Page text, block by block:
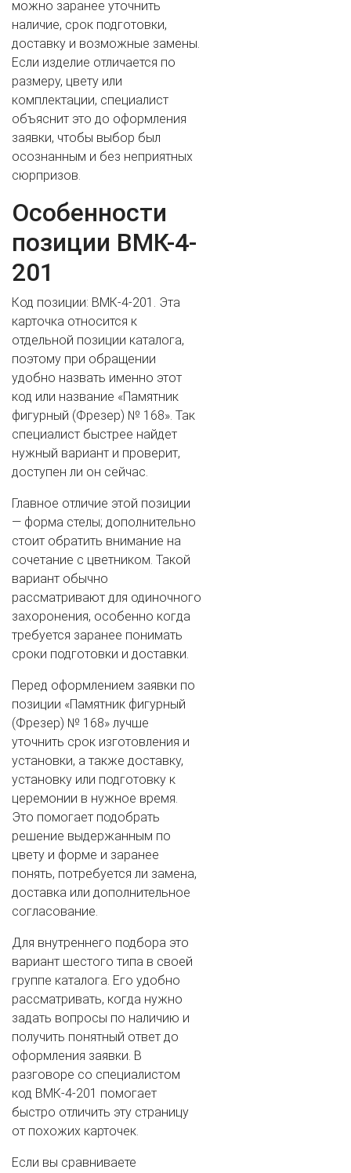
ВАШЕ ИМЯ
Cогласиие на обработку персональных данных
можно заранее уточнить
наличие, срок подготовки,
доставку и возможные замены.
Если изделие отличается по
размеру, цвету или
комплектации, специалист
объяснит это до оформления
заявки, чтобы выбор был
осознанным и без неприятных
сюрпризов.
Особенности
позиции ВМК-4-
201
Код позиции: ВМК-4-201. Эта
карточка относится к
отдельной позиции каталога,
поэтому при обращении
удобно назвать именно этот
код или название «Памятник
фигурный (Фрезер) № 168». Так
специалист быстрее найдет
нужный вариант и проверит,
доступен ли он сейчас.
Главное отличие этой позиции
— форма стелы; дополнительно
стоит обратить внимание на
сочетание с цветником. Такой
вариант обычно
рассматривают для одиночного
захоронения, особенно когда
требуется заранее понимать
сроки подготовки и доставки.
Перед оформлением заявки по
позиции «Памятник фигурный
(Фрезер) № 168» лучше
уточнить срок изготовления и
установки, а также доставку,
установку или подготовку к
церемонии в нужное время.
Это помогает подобрать
решение выдержанным по
цвету и форме и заранее
понять, потребуется ли замена,
доставка или дополнительное
согласование.
Для внутреннего подбора это
вариант шестого типа в своей
группе каталога. Его удобно
рассматривать, когда нужно
задать вопросы по наличию и
получить понятный ответ до
оформления заявки. В
разговоре со специалистом
код ВМК-4-201 помогает
быстро отличить эту страницу
от похожих карточек.
Если вы сравниваете